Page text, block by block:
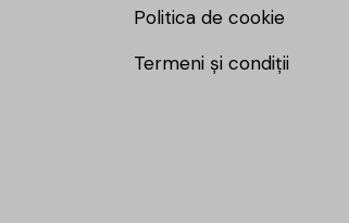
Politica de cookie
Termeni și condiții